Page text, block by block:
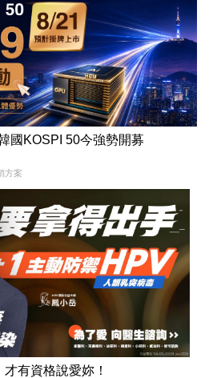
國KOSPI 50今強勢開募
方案
有資格說愛妳！